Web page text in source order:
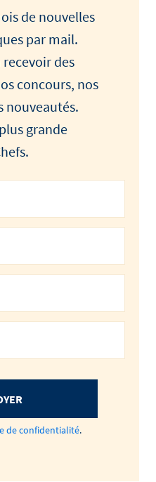
de nouvelles
par mail.
des
concours, nos
nouveautés.
grande
de confidentialité.